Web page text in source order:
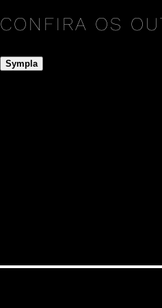
CONFIRA OS
Sympla